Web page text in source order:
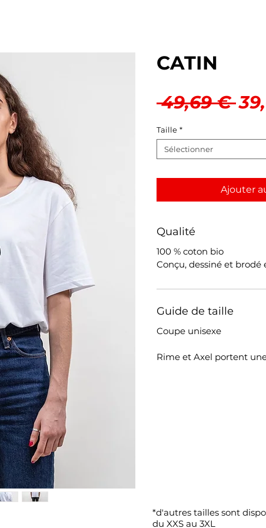
CATIN
49,69 €
Taille *
Sélectionner
Ajouter
Qualité
100 % coton bio
Conçu, dessiné et brodé
Guide de taille
Coupe unisexe
Rime et Axel portent
*d'autres tailles sont
du XXS au 3XL